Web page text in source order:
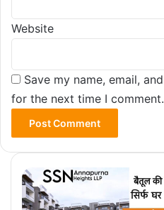
Website
Save my name, email,
for the next time I comment.